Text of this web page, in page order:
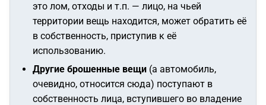
это лом, отходы и т.п. — лицо, на чьей
территории вещь находится, может обратить её
в собственность, приступив к её
использованию.
Другие брошенные вещи (а автомобиль,
очевидно, относится сюда) поступают в
собственность лица, вступившего во владение